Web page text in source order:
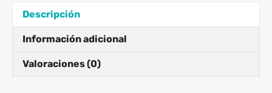
Descripción
Información adicional
Valoraciones (0)